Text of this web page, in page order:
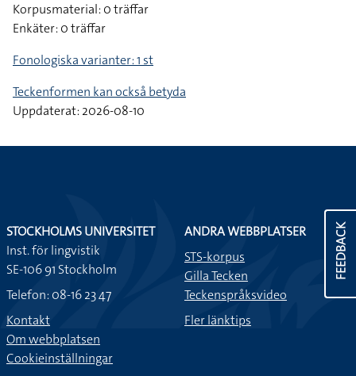
Korpusmaterial: 0 träffar
Enkäter: 0 träffar
Fonologiska varianter: 1 st
Teckenformen kan också betyda
Uppdaterat: 2026-08-10
FEEDBACK
STOCKHOLMS UNIVERSITET
Inst. för lingvistik
SE-106 91 Stockholm
Telefon: 08-16 23 47
Kontakt
Om webbplatsen
Cookieinställningar
ANDRA WEBBPLATSER
STS-korpus
Gilla Tecken
Teckenspråksvideo
Fler länktips